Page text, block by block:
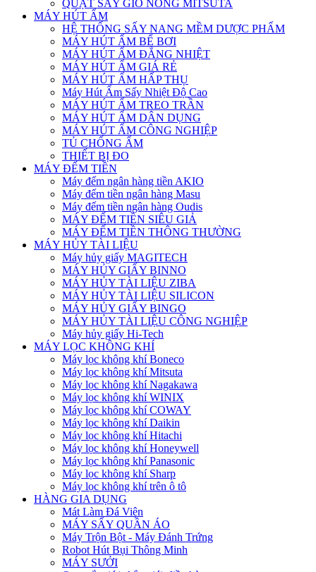
QUẠT SẤY GIÓ NÓNG MITSUTA
MÁY HÚT ẨM
HỆ THỐNG SẤY NANG MỀM DƯỢC PHẨM
MÁY HÚT ẨM BỂ BƠI
MÁY HÚT ẨM ĐẲNG NHIỆT
MÁY HÚT ẨM GIÁ RẺ
MÁY HÚT ẨM HẤP THỤ
Máy Hút Ẩm Sấy Nhiệt Độ Cao
MÁY HÚT ẨM TREO TRẦN
MÁY HÚT ẨM DÂN DỤNG
MÁY HÚT ẨM CÔNG NGHIỆP
TỦ CHỐNG ẨM
THIẾT BỊ ĐO
MÁY ĐẾM TIỀN
Máy đếm ngân hàng tiền AKIO
Máy đếm tiền ngân hàng Masu
Máy đếm tiền ngân hàng Oudis
MÁY ĐẾM TIỀN SIÊU GIẢ
MÁY ĐẾM TIỀN THÔNG THƯỜNG
MÁY HỦY TÀI LIỆU
Máy hủy giấy MAGITECH
MÁY HỦY GIẤY BINNO
MÁY HỦY TÀI LIỆU ZIBA
MÁY HỦY TÀI LIỆU SILICON
MÁY HỦY GIẤY BINGO
MÁY HỦY TÀI LIỆU CÔNG NGHIỆP
Máy hủy giấy Hi-Tech
MÁY LỌC KHÔNG KHÍ
Máy lọc không khí Boneco
Máy lọc không khí Mitsuta
Máy lọc không khí Nagakawa
Máy lọc không khí WINIX
Máy lọc không khí COWAY
Máy lọc không khí Daikin
Máy lọc không khí Hitachi
Máy lọc không khí Honeywell
Máy lọc không khí Panasonic
Máy lọc không khí Sharp
Máy lọc không khí trên ô tô
HÀNG GIA DỤNG
Mát Làm Đá Viên
MÁY SẤY QUẦN ÁO
Máy Trộn Bột - Máy Đánh Trứng
Robot Hút Bụi Thông Minh
MÁY SƯỞI